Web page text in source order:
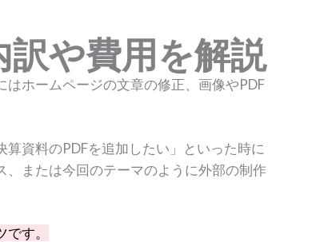
や費用を解説
ホームページの文章の修正、画像やPDF
資料のPDFを追加したい」といった時に
または今回のテーマのように外部の制作
す。